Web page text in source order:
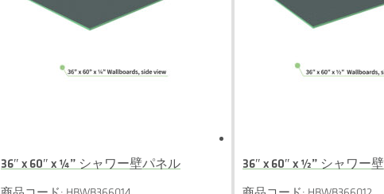
36″ x 60″ x ¼” シャワー壁パネル
36″ x 60″ x ½” シャワー